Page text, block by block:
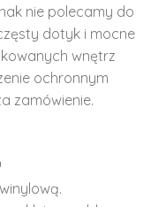
nie polecamy do
dotyk i mocne
wnętrz
ochronnym
zamówienie.